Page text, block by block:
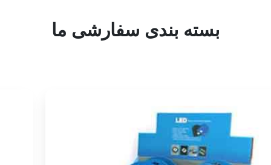
بسته بندی سفارشی ما